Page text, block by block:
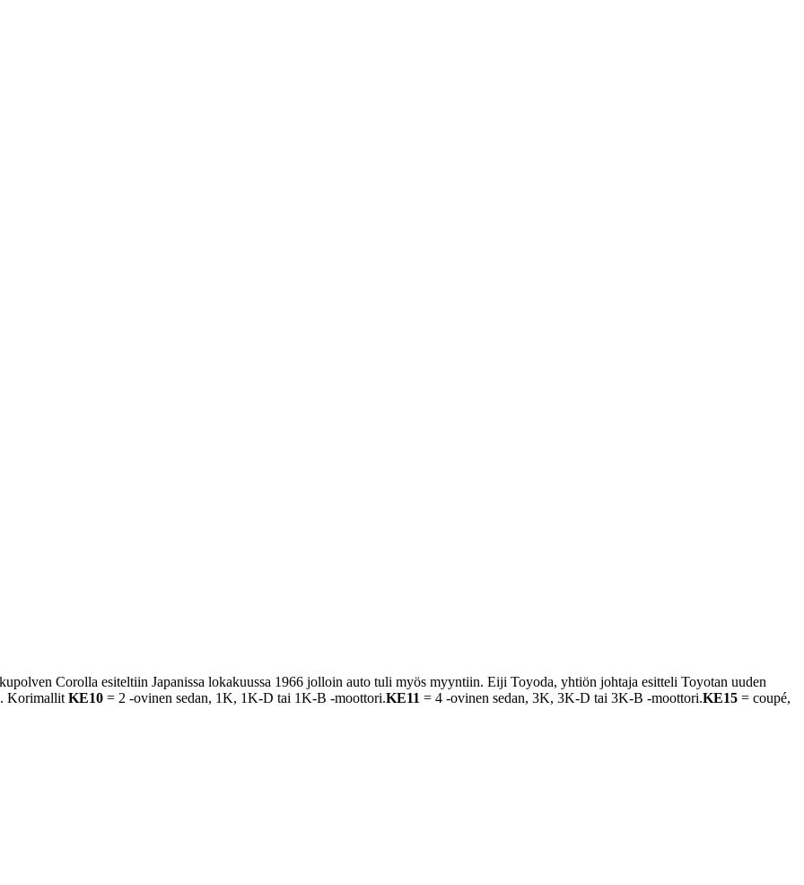
Corolla esiteltiin Japanissa lokakuussa 1966 jolloin auto tuli myös myyntiin. Eiji Toyoda, yhtiön johtaja esitteli Toyotan uuden
Korimallit KE10 = 2 -ovinen sedan, 1K, 1K-D tai 1K-B -moottori.KE11 = 4 -ovinen sedan, 3K, 3K-D tai 3K-B -moottori.KE15 = coupé,